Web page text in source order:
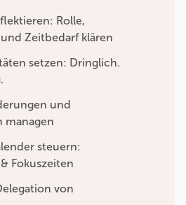
Rolle,
Zeitbedarf klären
setzen: Dringlich.
und
managen
steuern:
Fokuszeiten
von